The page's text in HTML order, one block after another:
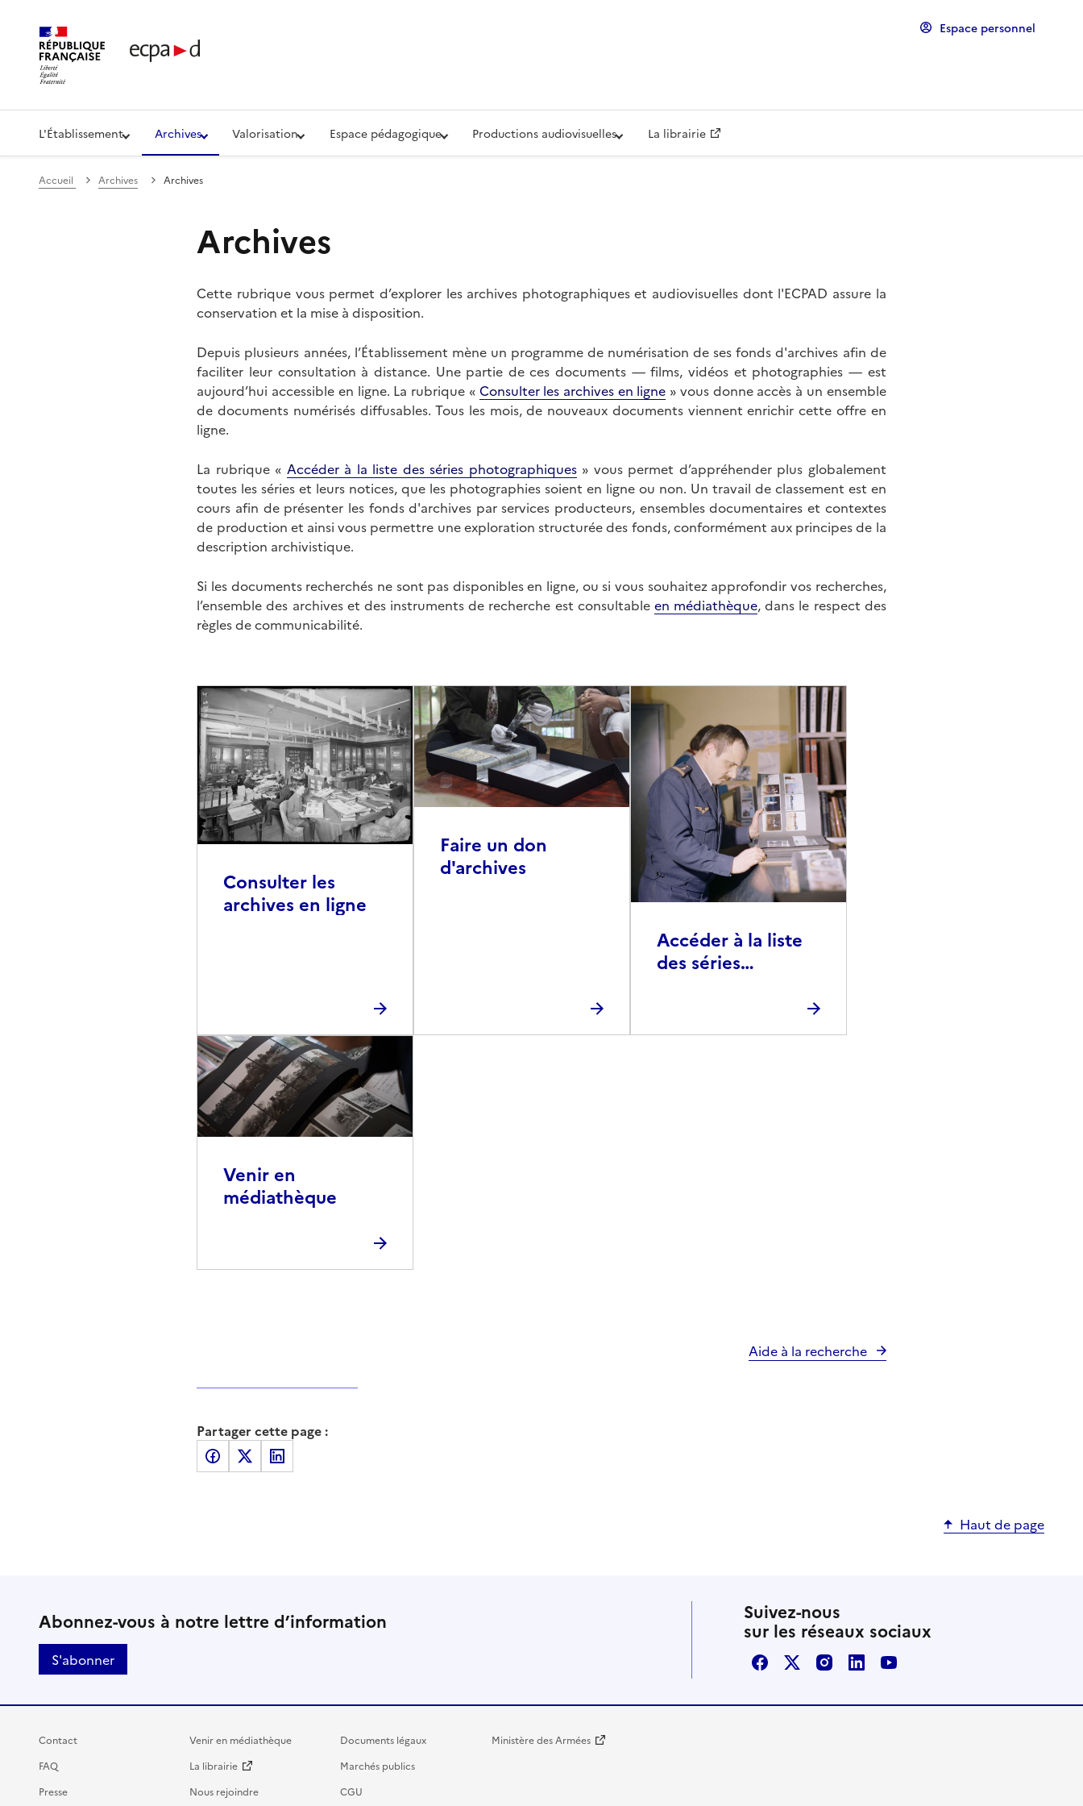
Établissement de communication et de production audiovisuelle de la Défense (ECPAD) Espace personnel
L'Établissement Archives Valorisation Espace pédagogique Productions audiovisuelles La librairie
Accueil Archives Archives
Archives
Cette rubrique vous permet d’explorer les archives photographiques et audiovisuelles dont l'ECPAD assure la
conservation et la mise à disposition.
Depuis plusieurs années, l’Établissement mène un programme de numérisation de ses fonds d'archives afin de
faciliter leur consultation à distance. Une partie de ces documents — films, vidéos et photographies — est
aujourd’hui accessible en ligne. La rubrique « Consulter les archives en ligne » vous donne accès à un ensemble
de documents numérisés diffusables. Tous les mois, de nouveaux documents viennent enrichir cette offre en
ligne.
La rubrique « Accéder à la liste des séries photographiques» vous permet d’appréhender plus globalement
toutes les séries et leurs notices, que les photographies soient en ligne ou non. Un travail de classement est en
cours afin de présenter les fonds d'archives par services producteurs, ensembles documentaires et contextes
de production et ainsi vous permettre une exploration structurée des fonds, conformément aux principes de la
description archivistique.
Si les documents recherchés ne sont pas disponibles en ligne, ou si vous souhaitez approfondir vos recherches,
l’ensemble des archives et des instruments de recherche est consultable en médiathèque, dans le respect des
règles de communicabilité.
Consulter les
archives en ligne
Faire un don
d'archives
Accéder à la liste
des séries
Venir en
médiathèque
Aide à la recherche
Partager cette page :
Partager sur Facebook
Partager sur XPartager sur LinkedIn
Haut de page
Abonnez-vous à notre lettre d’information
S'abonner
Suivez-nous
sur les réseaux sociaux
FacebookX / TwitterInstagram
LinkedInYoutube
Contact
FAQ
Presse
Venir en médiathèque
La librairie
Nous rejoindre
Documents légaux
Marchés publics
CGU
Ministère des Armées